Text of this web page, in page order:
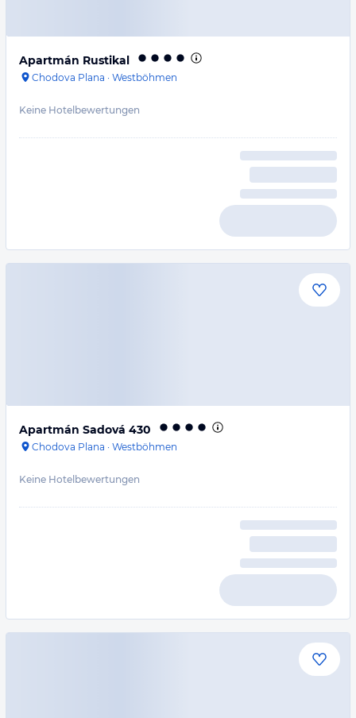
Apartmán Rustikal
Chodova Plana · Westböhmen
Keine Hotelbewertungen
Apartmán Sadová 430
Chodova Plana · Westböhmen
Keine Hotelbewertungen